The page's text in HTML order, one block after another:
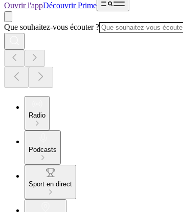
Ouvrir l'appDécouvrir Prime
Que souhaitez-vous écouter ?
Radio
Podcasts
Sport en direct